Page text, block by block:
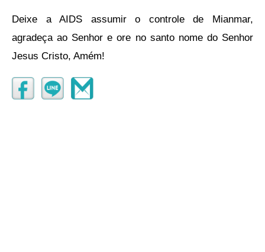
Deixe a AIDS assumir o controle de Mianmar,
agradeça ao Senhor e ore no santo nome do Senhor
Jesus Cristo, Amém!